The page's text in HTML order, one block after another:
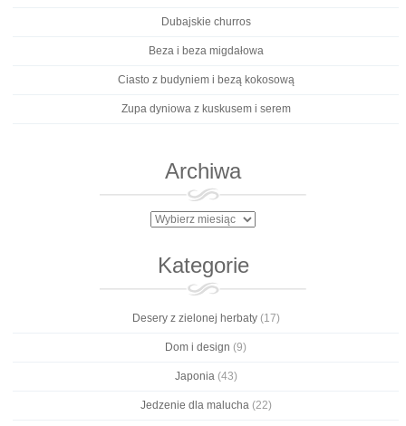
Dubajskie churros
Beza i beza migdałowa
Ciasto z budyniem i bezą kokosową
Zupa dyniowa z kuskusem i serem
Archiwa
Archiwa
Kategorie
Desery z zielonej herbaty(17)
Dom i design (9)
Japonia(43)
Jedzenie dla malucha(22)